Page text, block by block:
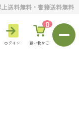
送料無料・書籍送料無料
ログイン 買い物かご
0